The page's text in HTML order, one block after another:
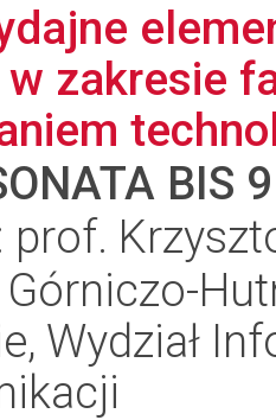
zakresie
BIS 9
prof.
Wydział